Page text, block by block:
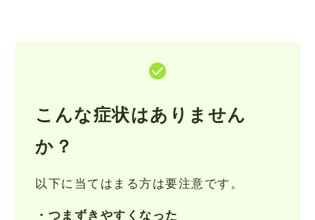
こんな症状はありません
か？
以下に当てはまる方は要注意です。
・つまずきやすくなった